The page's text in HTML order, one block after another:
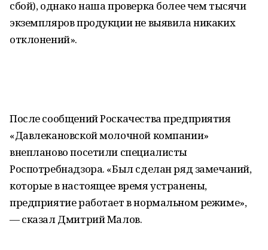
сбой), однако наша проверка более чем тысячи
экземпляров продукции не выявила никаких
отклонений».
После сообщений Роскачества предприятия
«Давлекановской молочной компании»
внепланово посетили специалисты
Роспотребнадзора. «Был сделан ряд замечаний,
которые в настоящее время устранены,
предприятие работает в нормальном режиме»,
— сказал Дмитрий Малов.